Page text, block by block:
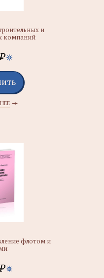
и
компаний
флотом и